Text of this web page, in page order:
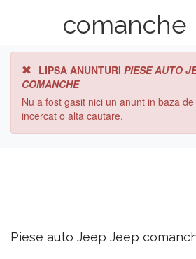
comanche
LIPSA ANUNTURI PIESE AUTO
COMANCHE
Nu a fost gasit nici un anunt in baza
incercat o alta cautare.
Piese auto Jeep Jeep